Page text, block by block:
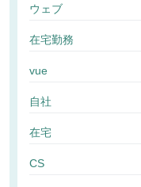
ウェブ
在宅勤務
vue
自社
在宅
CS